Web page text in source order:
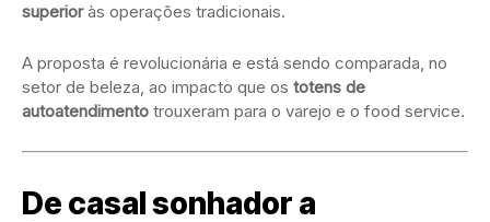
superioràs operações tradicionais.
A proposta é revolucionária e está sendo comparada, no
setor de beleza, ao impacto que os totens de
autoatendimento trouxeram para o varejo e o food service.
De casal sonhador a